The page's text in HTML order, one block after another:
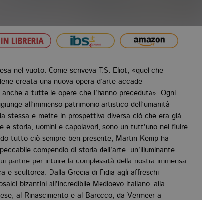
nel vuoto. Come scriveva T.S. Eliot, «quel che
creata una nuova opera d’arte accade
anche a tutte le opere che l’hanno preceduta». Ogni
all’immenso patrimonio artistico dell’umanità
stessa e mette in prospettiva diversa ciò che era già
e storia, uomini e capolavori, sono un tutt’uno nel fluire
tutto ciò sempre ben presente, Martin Kemp ha
compendio di storia dell’arte, un’illuminante
partire per intuire la complessità della nostra immensa
e scultorea. Dalla Grecia di Fidia agli affreschi
bizantini all’incredibile Medioevo italiano, alla
al Rinascimento e al Barocco; da Vermeer a